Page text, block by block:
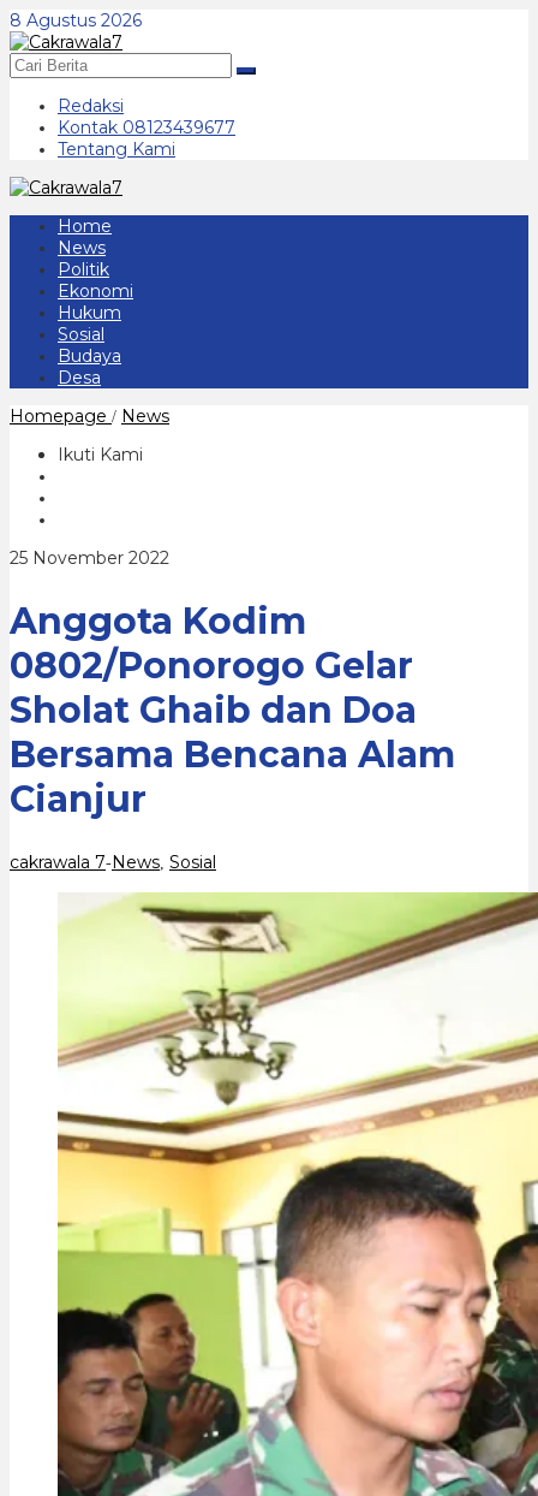
Lewati
ke
konten
8 Agustus 2026
Redaksi
Kontak 08123439677
Tentang Kami
Home
News
Politik
Ekonomi
Hukum
Sosial
Budaya
Desa
Homepage / NewsAnggota
Bersama
Alam
Cianjur
Ikuti Kami
25 November 2022
Anggota Kodim
0802/Ponorogo Gelar
Sholat Ghaib dan Doa
Bersama Bencana Alam
Cianjur
cakrawala 7-News Sosial